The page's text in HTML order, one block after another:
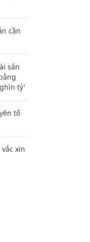
cần
sản
tỷ'
tố
xin